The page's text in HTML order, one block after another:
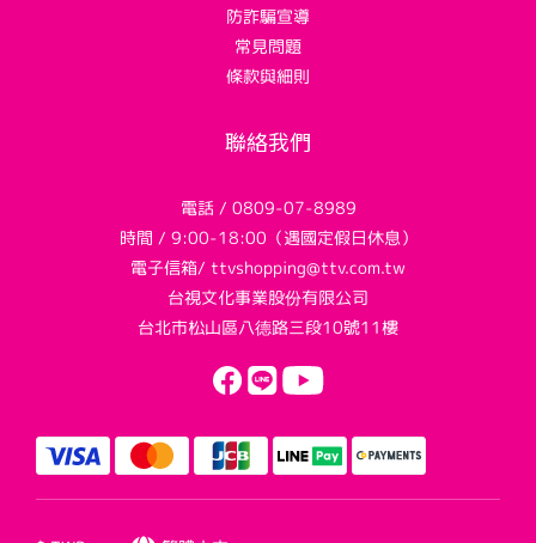
防詐騙宣導
常見問題
條款與細則
聯絡我們
電話 / 0809-07-8989
時間 / 9:00-18:00（遇國定假日休息）
電子信箱/ ttvshopping@ttv.com.tw
台視文化事業股份有限公司
台北市松山區八德路三段10號11樓